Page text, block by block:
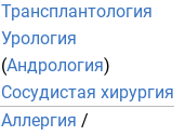
Трансплантология
Урология
(Андрология)
Сосудистая хирургия
Аллергия /